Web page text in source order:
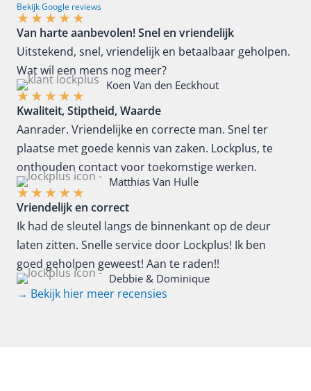
Bekijk Google reviews
★★★★★
Van harte aanbevolen! Snel en vriendelijk
Uitstekend, snel, vriendelijk en betaalbaar geholpen.
Wat wil een mens nog meer?
Koen Van den Eeckhout
★★★★★
Kwaliteit, Stiptheid, Waarde
Aanrader. Vriendelijke en correcte man. Snel ter
plaatse met goede kennis van zaken. Lockplus, te
onthouden contact voor toekomstige werken.
Matthias Van Hulle
★★★★★
Vriendelijk en correct
Ik had de sleutel langs de binnenkant op de deur
laten zitten. Snelle service door Lockplus! Ik ben
goed geholpen geweest! Aan te raden!!
Debbie & Dominique
→ Bekijk hier meer recensies